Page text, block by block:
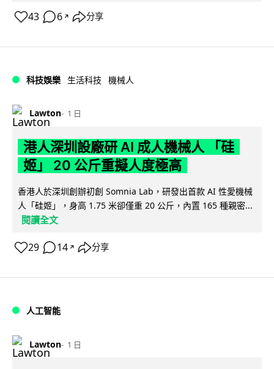
43 6 ↗ 分享
科技娛樂 生活科技 機械人
Lawton 1 日
港人深圳設廠研 AI 成人機械人 「硅
姬」 20 公斤重擬人度極高
香港人於深圳創辦初創 Somnia Lab，研發出首款 AI 性愛機械
人「硅姬」，身高 1.75 米卻僅重 20 公斤，內置 165 種親密...
閱讀全文
29 14 ↗ 分享
人工智能
Lawton 1 日